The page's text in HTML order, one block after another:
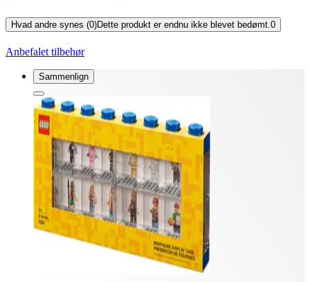
Hvad andre synes (0)Dette produkt er endnu ikke blevet bedømt. 0
Anbefalet tilbehør
Sammenlign